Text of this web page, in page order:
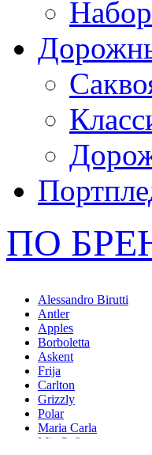
ПО
Alessandro Birutti
Antler
Apples
Borboletta
Askent
Frija
Carlton
Grizzly
Polar
Maria Carla
Mia Sofia